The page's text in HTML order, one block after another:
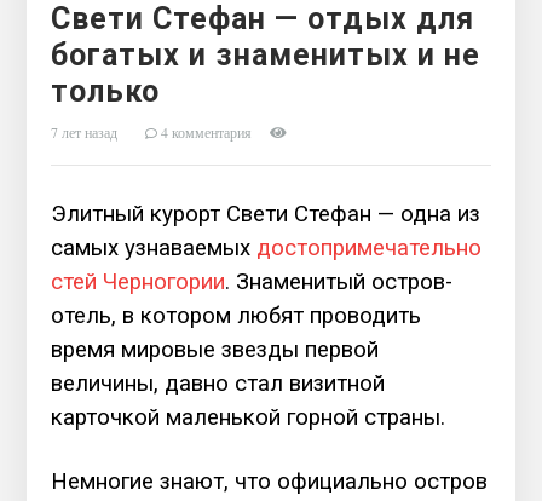
Свети Стефан — отдых для
богатых и знаменитых и не
только
7 лет назад 4 комментария
Элитный курорт Свети Стефан — одна из
самых узнаваемых достопримечательно
стей Черногории. Знаменитый остров-
отель, в котором любят проводить
время мировые звезды первой
величины, давно стал визитной
карточкой маленькой горной страны.
Немногие знают, что официально остров